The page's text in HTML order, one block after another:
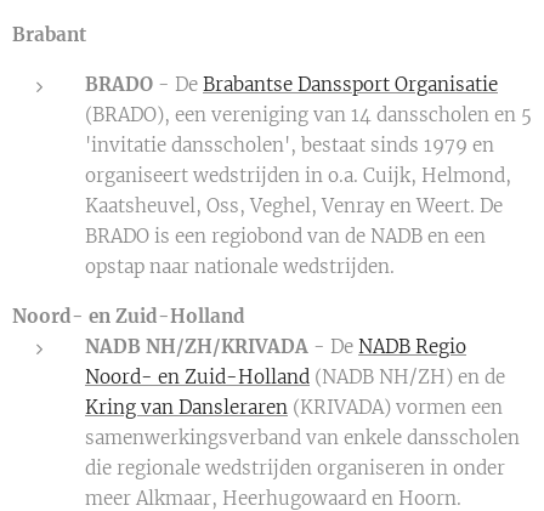
Brabant
BRADO - De Brabantse Danssport Organisatie
(BRADO), een vereniging van 14 dansscholen en 5
'invitatie dansscholen', bestaat sinds 1979 en
organiseert wedstrijden in o.a. Cuijk, Helmond,
Kaatsheuvel, Oss, Veghel, Venray en Weert. De
BRADO is een regiobond van de NADB en een
opstap naar nationale wedstrijden.
Noord- en Zuid-Holland
NADB NH/ZH/KRIVADA - De NADB Regio
Noord- en Zuid-Holland (NADB NH/ZH) en de
Kring van Dansleraren (KRIVADA) vormen een
samenwerkingsverband van enkele dansscholen
die regionale wedstrijden organiseren in onder
meer Alkmaar, Heerhugowaard en Hoorn.